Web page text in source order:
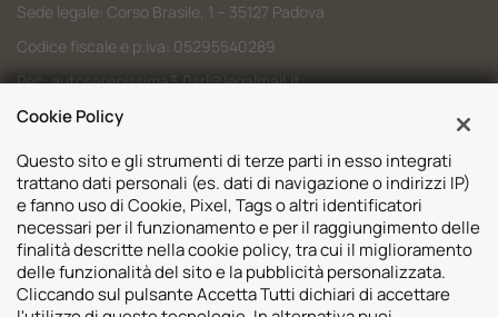
Sede legale: Corso Brasile, 1 – 35127 Padova
Codice fiscale e p.iva: 05295540289
Pec:autoserenissima3.0srl@legalmail.it
Codice SDI: M5UXCR1
Sedi
Volvo Padova
Volvo Venezia
Risorse
Cookie Policy
Questo sito e gli strumenti di terze parti in esso integrati
trattano dati personali (es. dati di navigazione o indirizzi IP)
e fanno uso di Cookie, Pixel, Tags o altri identificatori
necessari per il funzionamento e per il raggiungimento delle
finalità descritte nella cookie policy, tra cui il miglioramento
delle funzionalità del sito e la pubblicità personalizzata.
Cliccando sul pulsante Accetta Tutti dichiari di accettare